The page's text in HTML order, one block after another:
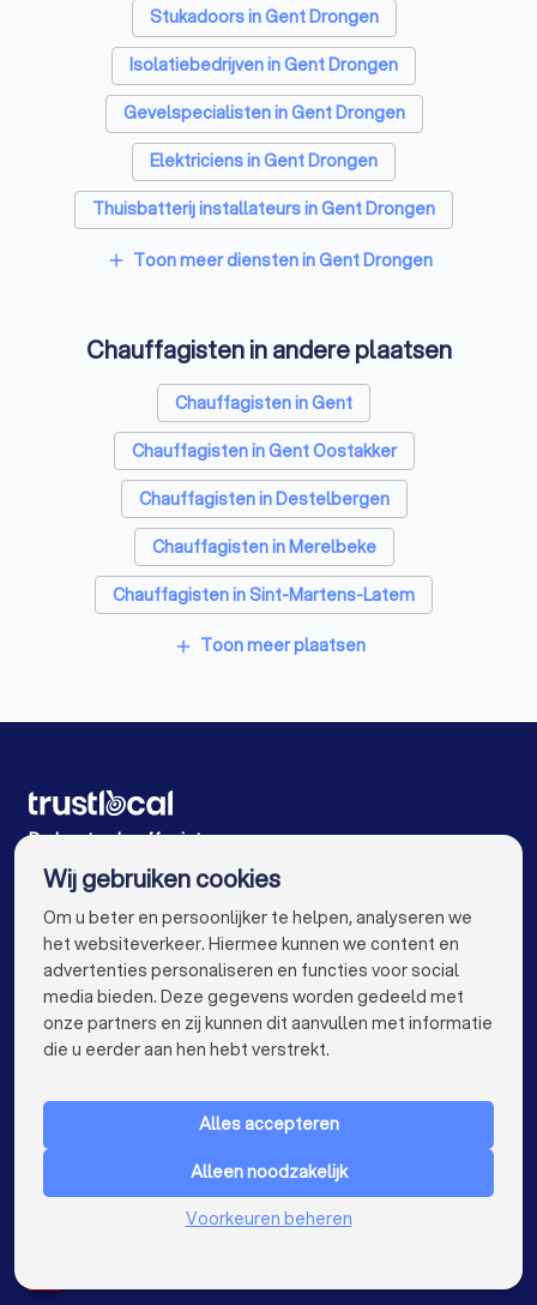
Stukadoors in Gent Drongen
Isolatiebedrijven in Gent Drongen
Gevelspecialisten in Gent Drongen
Elektriciens in Gent Drongen
Thuisbatterij installateurs in Gent Drongen
add Toon meer diensten in Gent Drongen
Chauffagisten in andere plaatsen
Chauffagisten in Gent
Chauffagisten in Gent Oostakker
Chauffagisten in Destelbergen
Chauffagisten in Merelbeke
Chauffagisten in Sint-Martens-Latem
Chauffagisten in Nazareth
Chauffagisten in Melle
Chauffagisten in Oosterzele Moortsele
Chauffagisten in Antwerpen
Chauffagisten in Brugge
Chauffagisten in Aalst
Chauffagisten in Mechelen
Chauffagisten in Kortrijk
Chauffagisten in Hasselt
Chauffagisten in Sint-Niklaas
Chauffagisten in Beveren
Chauffagisten in Dendermonde
Chauffagisten in Beringen
add Toon meer plaatsen
De beste chauffagisten voor u
VOOR PARTICULIEREN keyboard_arrow_down
Nederland
Wij gebruiken cookies
Om u beter en persoonlijker te helpen, analyseren we
het websiteverkeer. Hiermee kunnen we content en
advertenties personaliseren en functies voor social
media bieden. Deze gegevens worden gedeeld met
onze partners en zij kunnen dit aanvullen met informatie
die u eerder aan hen hebt verstrekt.
Alles accepteren
Alleen noodzakelijk
Voorkeuren beheren